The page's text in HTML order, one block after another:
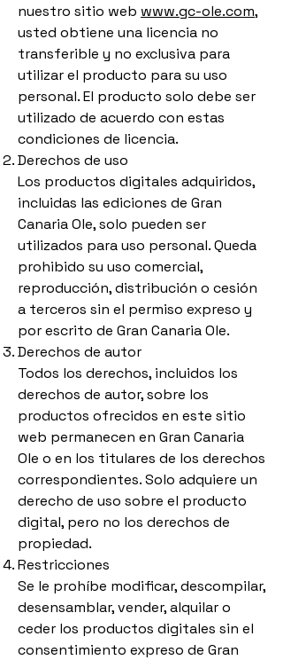
nuestro sitio web www.gc-ole.com,
usted obtiene una licencia no
transferible y no exclusiva para
utilizar el producto para su uso
personal. El producto solo debe ser
utilizado de acuerdo con estas
condiciones de licencia.
Derechos de uso
Los productos digitales adquiridos,
incluidas las ediciones de Gran
Canaria Ole, solo pueden ser
utilizados para uso personal. Queda
prohibido su uso comercial,
reproducción, distribución o cesión
a terceros sin el permiso expreso y
por escrito de Gran Canaria Ole.
Derechos de autor
Todos los derechos, incluidos los
derechos de autor, sobre los
productos ofrecidos en este sitio
web permanecen en Gran Canaria
Ole o en los titulares de los derechos
correspondientes. Solo adquiere un
derecho de uso sobre el producto
digital, pero no los derechos de
propiedad.
Restricciones
Se le prohíbe modificar, descompilar,
desensamblar, vender, alquilar o
ceder los productos digitales sin el
consentimiento expreso de Gran